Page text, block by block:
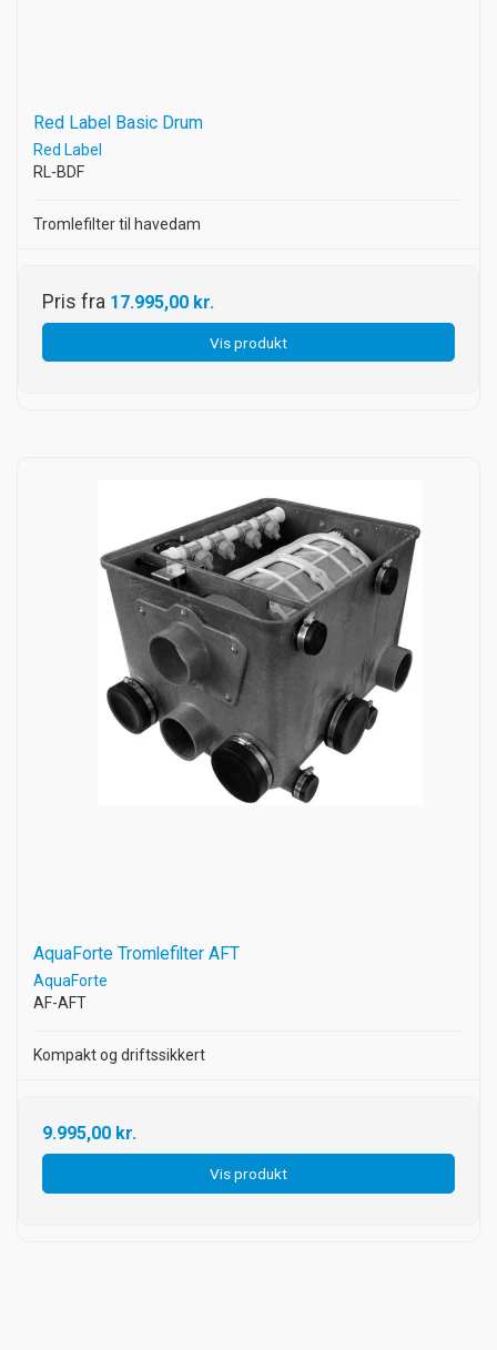
Red Label Basic Drum
Red Label
RL-BDF
Tromlefilter til havedam
Pris fra 17.995,00 kr.
Vis produkt
AquaForte Tromlefilter AFT
AquaForte
AF-AFT
Kompakt og driftssikkert
9.995,00 kr.
Vis produkt